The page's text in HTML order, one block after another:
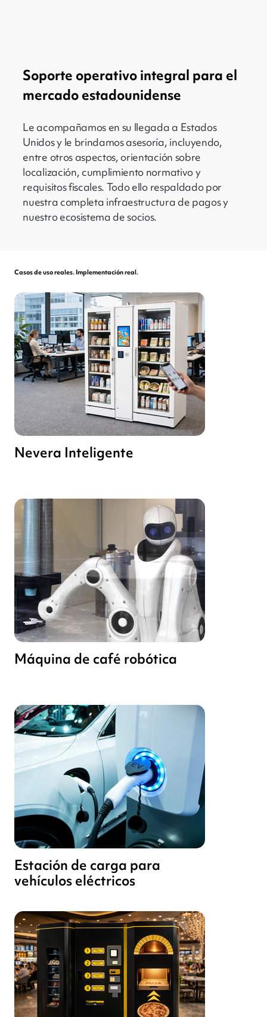
Soporte operativo integral para el
mercado estadounidense
Le acompañamos en su llegada a Estados
Unidos y le brindamos asesoría, incluyendo,
entre otros aspectos, orientación sobre
localización, cumplimiento normativo y
requisitos fiscales. Todo ello respaldado por
nuestra completa infraestructura de pagos y
nuestro ecosistema de socios.
Casos de uso reales. Implementación real.
Nevera Inteligente
Máquina de café robótica
Estación de carga para
vehículos eléctricos